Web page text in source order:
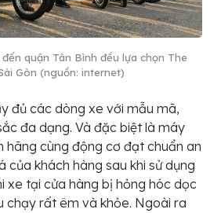
quận Tân Bình đều lựa chọn The
Gòn (nguồn: internet)
đủ các dòng xe với mẫu mã,
đa dạng. Và đặc biệt là máy
hãng cùng động cơ đạt chuẩn an
của khách hàng sau khi sử dụng
xe tại cửa hàng bị hỏng hóc dọc
chạy rất êm và khỏe. Ngoài ra